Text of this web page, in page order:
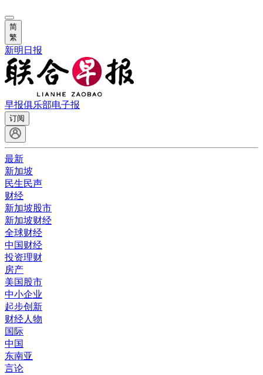
简
繁
新明日报
早报俱乐部电子报
订阅
最新
新加坡
民生民声
财经
新加坡股市
新加坡财经
全球财经
中国财经
投资理财
房产
美国股市
中小企业
起步创新
财经人物
国际
中国
东南亚
言论